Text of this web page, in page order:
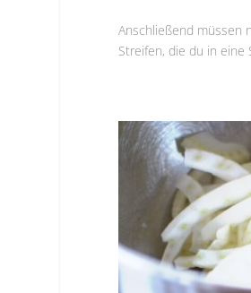
Anschließend müssen
Streifen, die du in eine